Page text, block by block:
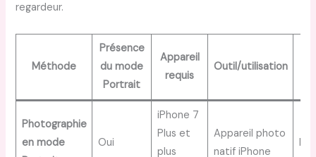
regardeur.
Méthode
Présence
du mode
Portrait
Appareil
requis
Outil/utilisation
Photographie
en mode
Oui
iPhone 7
Plus et
plus
Appareil photo
natif iPhone